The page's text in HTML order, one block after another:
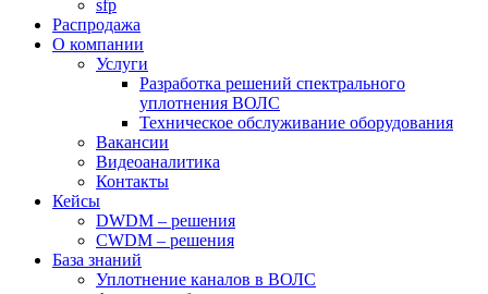
sfp
Распродажа
О компании
Услуги
Разработка решений спектрального
уплотнения ВОЛС
Техническое обслуживание оборудования
Вакансии
Видеоаналитика
Контакты
Кейсы
DWDM – решения
CWDM – решения
База знаний
Уплотнение каналов в ВОЛС